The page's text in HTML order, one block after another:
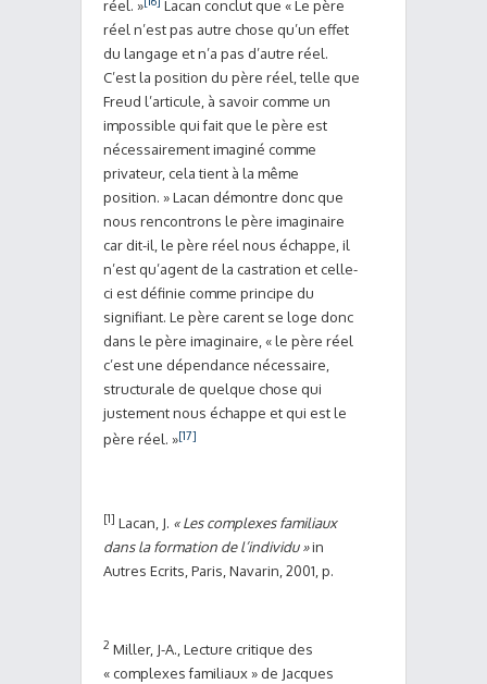
réel. »
Lacan conclut que « Le père
réel n’est pas autre chose qu’un effet
du langage et n’a pas d’autre réel.
C’est la position du père réel, telle que
Freud l’articule, à savoir comme un
impossible qui fait que le père est
nécessairement imaginé comme
privateur, cela tient à la même
position. » Lacan démontre donc que
nous rencontrons le père imaginaire
car dit-il, le père réel nous échappe, il
n’est qu’agent de la castration et celle-
ci est définie comme principe du
signifiant. Le père carent se loge donc
dans le père imaginaire, « le père réel
c’est une dépendance nécessaire,
structurale de quelque chose qui
justement nous échappe et qui est le
père réel. »[17]
[1] Lacan, J. « Les complexes familiaux
dans la formation de l’individu »in
Autres Ecrits, Paris, Navarin, 2001, p.
2 Miller, J-A., Lecture critique des
« complexes familiaux » de Jacques